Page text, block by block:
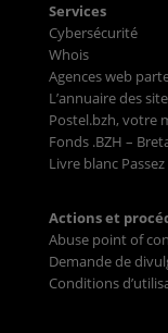
Services
Cybersécurité
Whois
Agences web
L’annuaire des
Postel.bzh, votre
Fonds .BZH –
Livre blanc
Actions et
Abuse point of
Demande de
Conditions